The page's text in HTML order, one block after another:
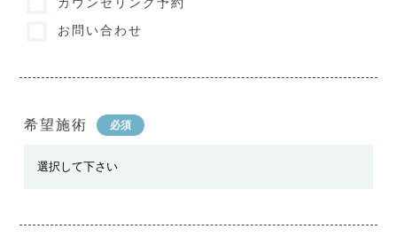
カウンセリング予約
お問い合わせ
希望施術 必須